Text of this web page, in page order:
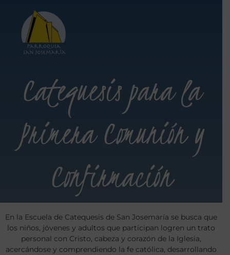
Catequesis para la
Primera Comunión y
Confirmación
En la Escuela de Catequesis de San Josemaría se busca que
los niños, jóvenes y adultos que participan logren un trato
personal con Cristo, cabeza y corazón de la Iglesia,
acercándose y comprendiendo la fe católica, desarrollando